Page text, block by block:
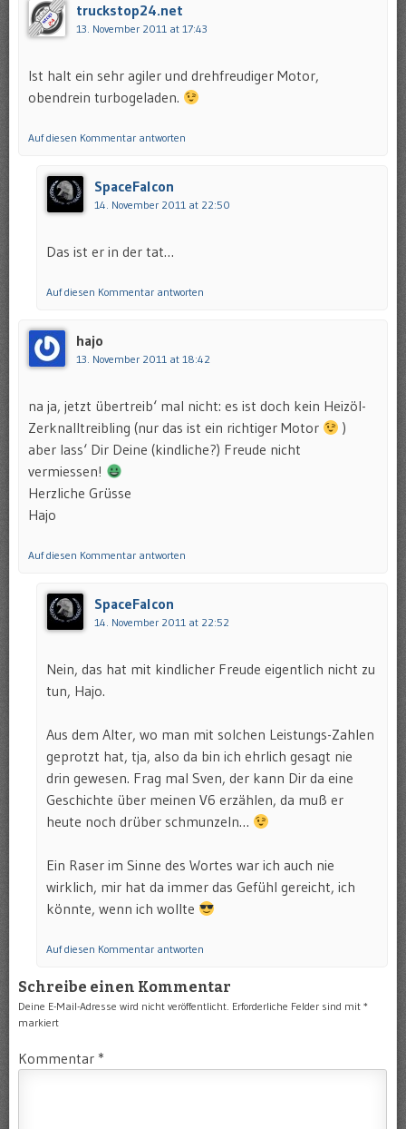
truckstop24.net
13. November 2011 at 17:43
Ist halt ein sehr agiler und drehfreudiger Motor,
obendrein turbogeladen.
Auf diesen Kommentar antworten
SpaceFalcon
14. November 2011 at 22:50
Das ist er in der tat…
Auf diesen Kommentar antworten
hajo
13. November 2011 at 18:42
na ja, jetzt übertreib‘ mal nicht: es ist doch kein Heizöl-
Zerknalltreibling (nur das ist ein richtiger Motor
)
aber lass‘ Dir Deine (kindliche?) Freude nicht
vermiessen!
Herzliche Grüsse
Hajo
Auf diesen Kommentar antworten
SpaceFalcon
14. November 2011 at 22:52
Nein, das hat mit kindlicher Freude eigentlich nicht zu
tun, Hajo.
Aus dem Alter, wo man mit solchen Leistungs-Zahlen
geprotzt hat, tja, also da bin ich ehrlich gesagt nie
drin gewesen. Frag mal Sven, der kann Dir da eine
Geschichte über meinen V6 erzählen, da muß er
heute noch drüber schmunzeln…
Ein Raser im Sinne des Wortes war ich auch nie
wirklich, mir hat da immer das Gefühl gereicht, ich
könnte, wenn ich wollte
Auf diesen Kommentar antworten
Schreibe einen Kommentar
Deine E-Mail-Adresse wird nicht veröffentlicht. Erforderliche Felder sind mit *
markiert
Kommentar *